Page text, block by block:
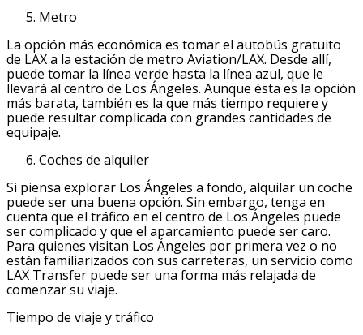
Metro
La opción más económica es tomar el autobús gratuito
de LAX a la estación de metro Aviation/LAX. Desde allí,
puede tomar la línea verde hasta la línea azul, que le
llevará al centro de Los Ángeles. Aunque ésta es la opción
más barata, también es la que más tiempo requiere y
puede resultar complicada con grandes cantidades de
equipaje.
Coches de alquiler
Si piensa explorar Los Ángeles a fondo, alquilar un coche
puede ser una buena opción. Sin embargo, tenga en
cuenta que el tráfico en el centro de Los Ángeles puede
ser complicado y que el aparcamiento puede ser caro.
Para quienes visitan Los Ángeles por primera vez o no
están familiarizados con sus carreteras, un servicio como
LAX Transfer puede ser una forma más relajada de
comenzar su viaje.
Tiempo de viaje y tráfico